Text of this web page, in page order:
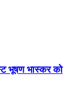
भूषण भास्कर को